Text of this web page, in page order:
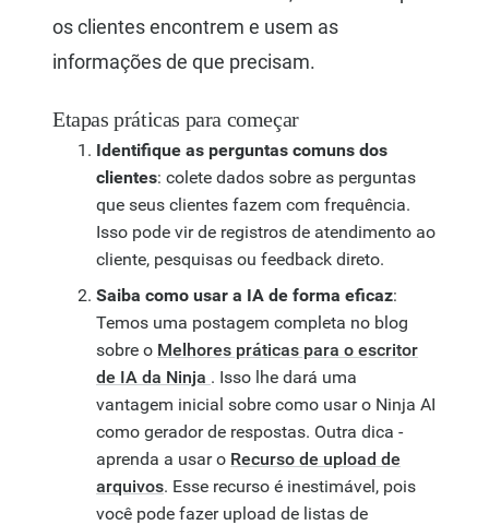
os clientes encontrem e usem as
informações de que precisam.
Etapas práticas para começar
Identifique as perguntas comuns dos
clientes: colete dados sobre as perguntas
que seus clientes fazem com frequência.
Isso pode vir de registros de atendimento ao
cliente, pesquisas ou feedback direto.
Saiba como usar a IA de forma eficaz:
Temos uma postagem completa no blog
sobre o Melhores práticas para o escritor
de IA da Ninja . Isso lhe dará uma
vantagem inicial sobre como usar o Ninja AI
como gerador de respostas. Outra dica -
aprenda a usar o Recurso de upload de
arquivos. Esse recurso é inestimável, pois
você pode fazer upload de listas de